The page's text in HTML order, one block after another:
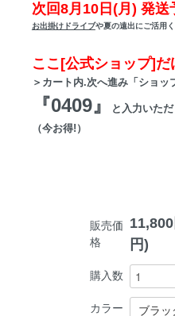
次回8月10日(月) 発送
お出掛けドライブや夏の遠出にご活用
ここ[公式ショップ]だ
＞カート内.次へ進み「ショッ
『0409』
と入力いた
（今お得!）
販売価
格
円)
購入数
カラー